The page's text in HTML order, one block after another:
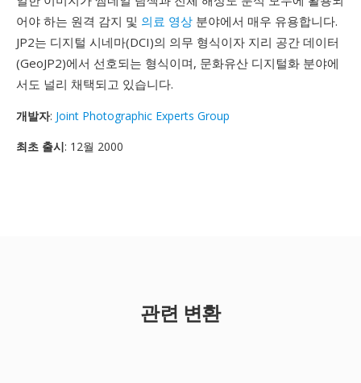
어야 하는 원격 감지 및 의료 영상 분야에서 매우 유용합니다.
JP2는 디지털 시네마(DCI)의 의무 형식이자 지리 공간 데이터
(GeoJP2)에서 선호되는 형식이며, 문화유산 디지털화 분야에
서도 널리 채택되고 있습니다.
개발자: Joint Photographic Experts Group
최초 출시: 12월 2000
관련 변환